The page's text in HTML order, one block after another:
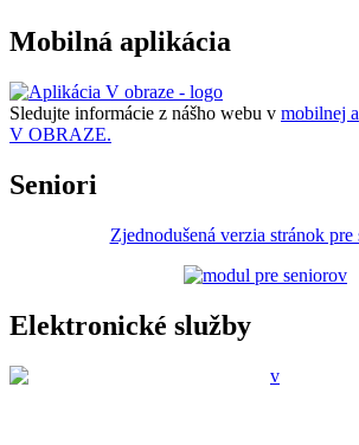
Mobilná aplikácia
Sledujte informácie z nášho webu v mobilnej
V OBRAZE.
Seniori
Zjednodušená verzia stránok pre
Elektronické služby